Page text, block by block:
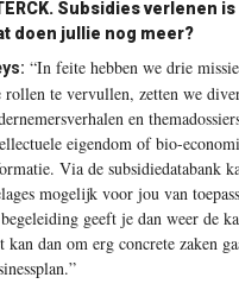
Subsidies verlenen is
doen jullie nog meer?
“In feite hebben we drie
rollen te vervullen, zetten we
en
eigendom of bio-
Via de subsidiedatabank
mogelijk voor jou van
geeft je dan weer de
kan dan om erg concrete zaken